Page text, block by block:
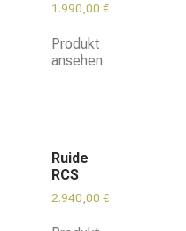
1.990,00 €
Produkt
ansehen
Ruide
RCS
2.940,00 €